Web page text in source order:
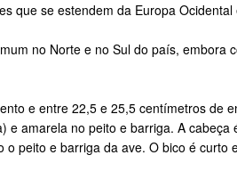
que se estendem da Europa
no Norte e no Sul do país, embora
e entre 22,5 e 25,5 centímetros de
amarela no peito e barriga. A cabeça
peito e barriga da ave. O bico é curto